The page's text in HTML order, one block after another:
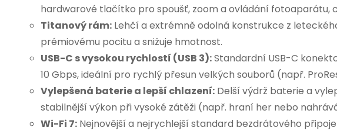
hardwarové tlačítko pro spoušť, zoom a ovládání fotoaparátu,
Titanový rám: Lehčí a extrémně odolná konstrukce z
prémiovému pocitu a snižuje hmotnost.
USB-C s vysokou rychlostí (USB 3):Standardní USB-C
10 Gbps, ideální pro rychlý přesun velkých souborů (např.
Vylepšená baterie a lepší chlazení: Delší výdrž baterie a
stabilnější výkon při vysoké zátěži (např. hraní her nebo
Wi-Fi 7: Nejnovější a nejrychlejší standard bezdrátového